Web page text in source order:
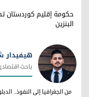
حكومة إقليم كوردستان
البنزين
هيفيدار شعبان
هيفيدار
باحث
من الجغرافيا إلى النفوذ..